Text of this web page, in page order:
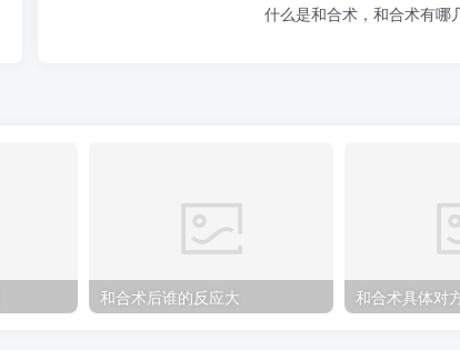
什么是和合术，和合术有哪
和合术后谁的反应大 和合术具体对